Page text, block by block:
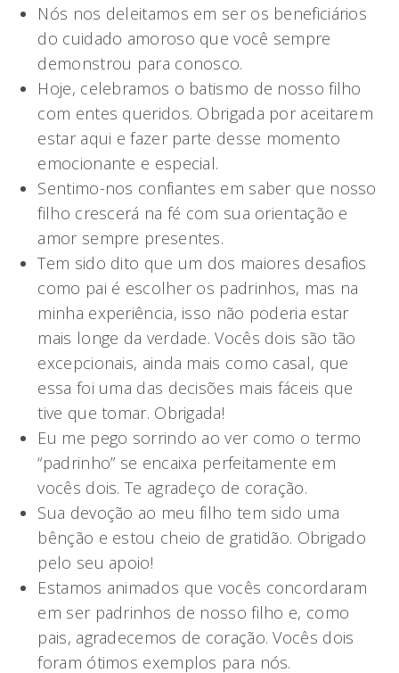
Nós nos deleitamos em ser os beneficiários
do cuidado amoroso que você sempre
demonstrou para conosco.
Hoje, celebramos o batismo de nosso filho
com entes queridos. Obrigada por aceitarem
estar aqui e fazer parte desse momento
emocionante e especial.
Sentimo-nos confiantes em saber que nosso
filho crescerá na fé com sua orientação e
amor sempre presentes.
Tem sido dito que um dos maiores desafios
como pai é escolher os padrinhos, mas na
minha experiência, isso não poderia estar
mais longe da verdade. Vocês dois são tão
excepcionais, ainda mais como casal, que
essa foi uma das decisões mais fáceis que
tive que tomar. Obrigada!
Eu me pego sorrindo ao ver como o termo
“padrinho” se encaixa perfeitamente em
vocês dois. Te agradeço de coração.
Sua devoção ao meu filho tem sido uma
bênção e estou cheio de gratidão. Obrigado
pelo seu apoio!
Estamos animados que vocês concordaram
em ser padrinhos de nosso filho e, como
pais, agradecemos de coração. Vocês dois
foram ótimos exemplos para nós.